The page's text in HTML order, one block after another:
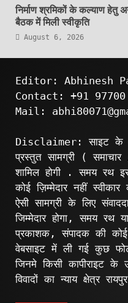
निर्माण श्रमिकों के कल्याण हेतु
बैठक में मिली स्वीकृति
August 6, 2026
Editor: Abhinesh
Contact: +91 97700
Mail:
Disclaimer: साइट के कुछ
प्रस्तुत सामग्री (
शामिल होगी . समय रथ
कोई ज़िम्मेदार नहीं
ऐसी सामग्री के लिए
जिम्मेदार होगा, समय रथ
प्रकाशक, संपादक की कोई
वेबसाइट में ली गई कुछ
जिनमे किसी कापीराइट
विवादों का न्याय क्षेत्र